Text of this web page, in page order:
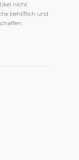
nicht
behilflich und